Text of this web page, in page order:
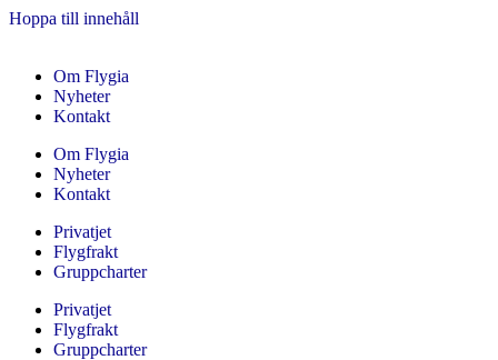
Hoppa till innehåll
Om Flygia
Nyheter
Kontakt
Om Flygia
Nyheter
Kontakt
Privatjet
Flygfrakt
Gruppcharter
Privatjet
Flygfrakt
Gruppcharter